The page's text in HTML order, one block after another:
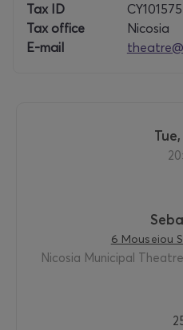
Tax ID
Tax office
Nicosia
E-mail
6 Mouseiou
Nicosia Municipal